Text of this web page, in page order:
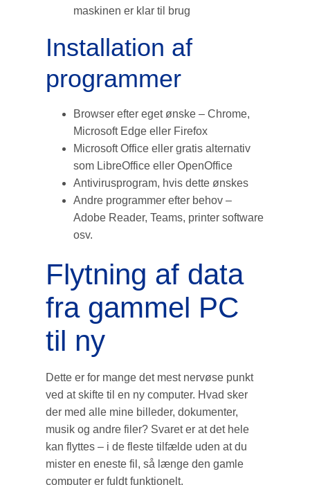
maskinen er klar til brug
Installation af
programmer
Browser efter eget ønske – Chrome,
Microsoft Edge eller Firefox
Microsoft Office eller gratis alternativ
som LibreOffice eller OpenOffice
Antivirusprogram, hvis dette ønskes
Andre programmer efter behov –
Adobe Reader, Teams, printer software
osv.
Flytning af data
fra gammel PC
til ny
Dette er for mange det mest nervøse punkt
ved at skifte til en ny computer. Hvad sker
der med alle mine billeder, dokumenter,
musik og andre filer? Svaret er at det hele
kan flyttes – i de fleste tilfælde uden at du
mister en eneste fil, så længe den gamle
computer er fuldt funktionelt.